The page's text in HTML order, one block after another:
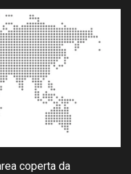
coperta da